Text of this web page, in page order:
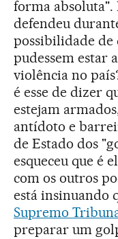
forma absoluta".
defendeu
possibilidade de
pudessem estar
violência no
é esse de dizer
estejam
antídoto e
de Estado dos
esqueceu que é
com os outros
está insinuando
Supremo
preparar um